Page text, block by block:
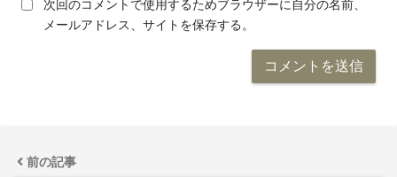
次回のコメントで使用するためブラウザーに自分の名前、
メールアドレス、サイトを保存する。
前の記事